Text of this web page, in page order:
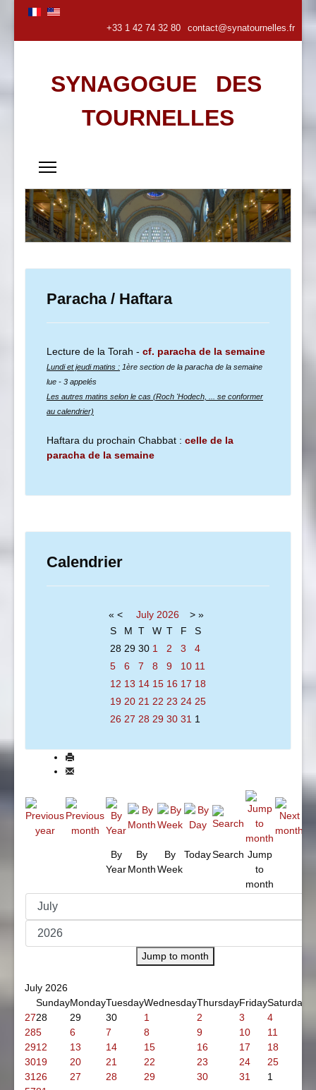
+33 1 42 74 32 80 contact@synatournelles.fr
SYNAGOGUE DES
TOURNELLES
Paracha / Haftara
Lecture de la Torah - cf. paracha de la semaine
Lundi et jeudi matins : 1ère section de la paracha de la semaine
lue - 3 appelés
Les autres matins selon le cas (Roch 'Hodech, ... se conformer
au calendrier)
Haftara du prochain Chabbat : celle de la
paracha de la semaine
Calendrier
« < July 2026 > »
S
M T W T F
S
28 29 30 1 2 3
4
5
6 7 8 9 10 11
12 13 14 15 16 17 18
19 20 21 22 23 24 25
26 27 28 29 30 31 1
By
Year
By
Month
By
Week
TodaySearch Jump
to
month
Jump to month
July 2026
SundayMondayTuesdayWednesdayThursdayFridaySaturday
2728 29 30 1 2 3
4
285 6 7 8 9 10
11
2912 13 14 15 16 17
18
3019 20 21 22 23 24
25
31 26 27 28 29 30 31
1